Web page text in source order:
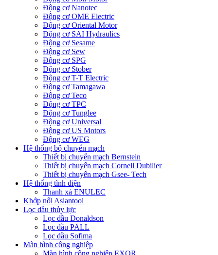
Động cơ Nanotec
Động cơ OME Electric
Động cơ Oriental Motor
Động cơ SAI Hydraulics
Động cơ Sesame
Động cơ Sew
Động cơ SPG
Động cơ Stober
Động cơ T-T Electric
Động cơ Tamagawa
Động cơ Teco
Động cơ TPC
Động cơ Tunglee
Động cơ Universal
Động cơ US Motors
Động cơ WEG
Hệ thống bộ chuyển mạch
Thiết bị chuyển mạch Bernstein
Thiết bị chuyển mạch Cornell Dubilier
Thiết bị chuyển mạch Gsee- Tech
Hệ thống tĩnh điện
Thanh xả ENULEC
Khớp nối Asiantool
Lọc dầu thủy lực
Lọc dầu Donaldson
Lọc dầu PALL
Lọc dầu Sofima
Màn hình công nghiệp